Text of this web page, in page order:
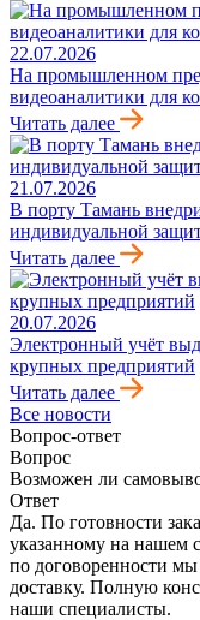
22.07.2026
На промышленном
видеоаналитики для
Читать далее
21.07.2026
В порту Тамань
индивидуальной
Читать далее
20.07.2026
Электронный учёт
крупных предприятий
Читать далее
Все новости
Вопрос-ответ
Вопрос
Возможен ли
Ответ
Да. По готовности
указанному на нашем
по договоренности
доставку. Полную
наши специалисты.